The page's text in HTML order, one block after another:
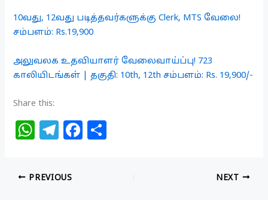
10வது, 12வது படித்தவர்களுக்கு Clerk, MTS வேலை!
சம்பளம்: Rs.19,900
அலுவலக உதவியாளர் வேலைவாய்ப்பு! 723
காலியிடங்கள் | தகுதி: 10th, 12th சம்பளம்: Rs. 19,900/-
Share this:
W
at
s
T
e
g
F
PREVIOUS NEXT